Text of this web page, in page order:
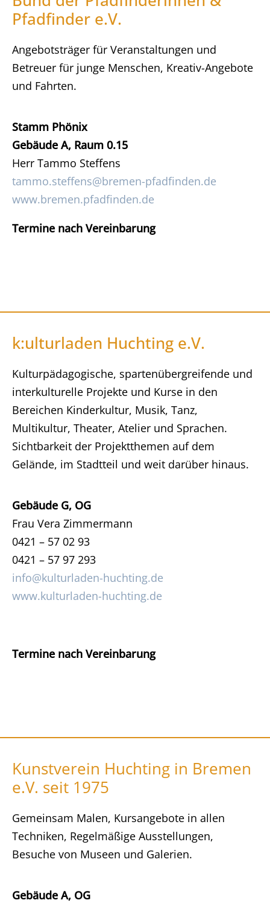
Pfadfinder e.V.
Angebotsträger für Veranstaltungen und
Betreuer für junge Menschen, Kreativ-Angebote
und Fahrten.
Stamm Phönix
Gebäude A, Raum 0.15
Herr Tammo Steffens
tammo.steffens@bremen-pfadfinden.de
www.bremen.pfadfinden.de
Termine nach Vereinbarung
k:ulturladen Huchting e.V.
Kulturpädagogische, spartenübergreifende und
interkulturelle Projekte und Kurse in den
Bereichen Kinderkultur, Musik, Tanz,
Multikultur, Theater, Atelier und Sprachen.
Sichtbarkeit der Projektthemen auf dem
Gelände, im Stadtteil und weit darüber hinaus.
Gebäude G, OG
Frau Vera Zimmermann
0421 – 57 02 93
0421 – 57 97 293
info@kulturladen-huchting.de
www.kulturladen-huchting.de
Termine nach Vereinbarung
Kunstverein Huchting in Bremen
e.V. seit 1975
Gemeinsam Malen, Kursangebote in allen
Techniken, Regelmäßige Ausstellungen,
Besuche von Museen und Galerien.
Gebäude A, OG